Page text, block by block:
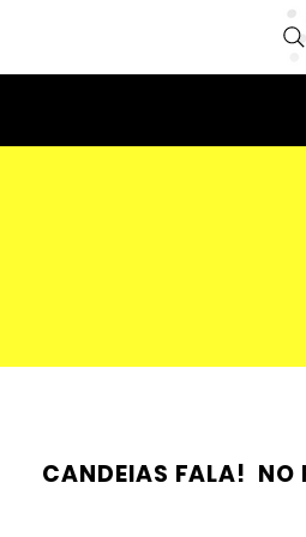
CANDEIAS FALA! NO